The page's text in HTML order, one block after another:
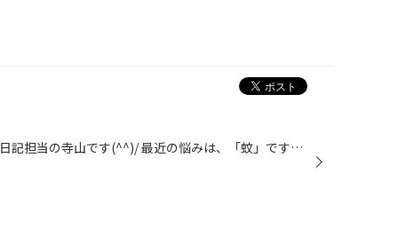
いつもお世話になっております。 日記担当の寺山です(^^)/ 最近の悩みは、「蚊」ですね(^^; こうやってスタッフ日記を書いている間も、事務所で蚊と闘っております（笑） しょうもない蛇足は置いておいて… 作業の紹介をいつも通りしていきたいと思います！ トヨタ シエンタ 増税前にタイヤ交換をし...